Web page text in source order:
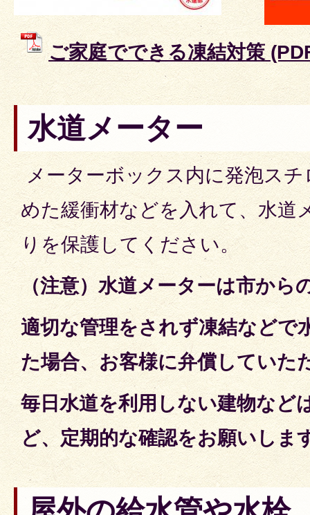
ご家庭でできる凍結対策
水道メーター
メーターボックス内に発泡ス
めた緩衝材などを入れて、水道
りを保護してください。
（注意）水道メーターは市から
適切な管理をされず凍結などで
た場合、お客様に弁償していた
毎日水道を利用しない建物など
ど、定期的な確認をお願いしま